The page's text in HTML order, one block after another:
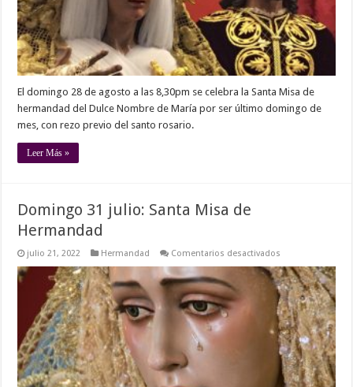
El domingo 28 de agosto a las 8,30pm se celebra la Santa Misa de
hermandad del Dulce Nombre de María por ser último domingo de
mes, con rezo previo del santo rosario.
Leer Más »
Domingo 31 julio: Santa Misa de
Hermandad
julio 21, 2022 Hermandad Comentarios desactivados
31
julio:
Santa
Misa
de
Hermandad